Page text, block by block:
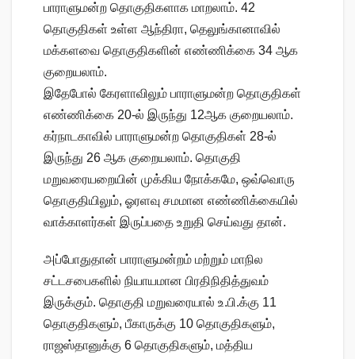
பாராளுமன்ற தொகுதிகளாக மாறலாம். 42
தொகுதிகள் உள்ள ஆந்திரா, தெலுங்கானாவில்
மக்களவை தொகுதிகளின் எண்ணிக்கை 34 ஆக
குறையலாம்.
இதேபோல் கேரளாவிலும் பாராளுமன்ற தொகுதிகள்
எண்ணிக்கை 20-ல் இருந்து 12ஆக குறையலாம்.
கர்நாடகாவில் பாராளுமன்ற தொகுதிகள் 28-ல்
இருந்து 26 ஆக குறையலாம். தொகுதி
மறுவரையறையின் முக்கிய நோக்கமே, ஒவ்வொரு
தொகுதியிலும், ஓரளவு சமமான எண்ணிக்கையில்
வாக்காளர்கள் இருப்பதை உறுதி செய்வது தான்.
அப்போதுதான் பாராளுமன்றம் மற்றும் மாநில
சட்டசபைகளில் நியாயமான பிரதிநிதித்துவம்
இருக்கும். தொகுதி மறுவரையால் உ.பி.க்கு 11
தொகுதிகளும், பீகாருக்கு 10 தொகுதிகளும்,
ராஜஸ்தானுக்கு 6 தொகுதிகளும், மத்திய